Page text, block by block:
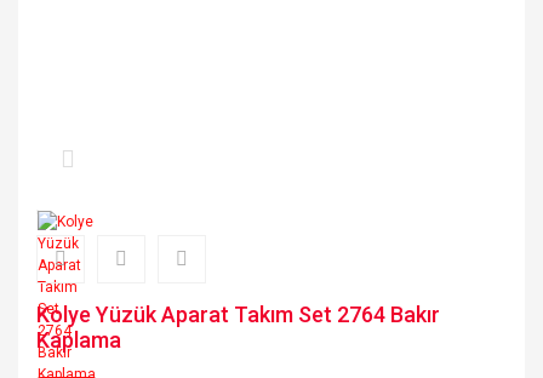
Kolye Yüzük Aparat Takım Set 2764 Bakır
Kaplama